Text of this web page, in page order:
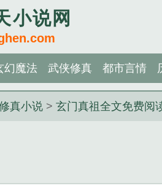
小说网
幻魔法 武侠修真 都市言情
真小说 >玄门真祖全文免费阅